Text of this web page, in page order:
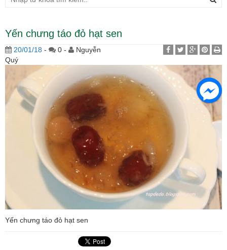
Yến chưng táo đỏ hạt sen
20/01/18 - 0 -
Nguyễn
Quý
Yến chưng táo đỏ hạt sen